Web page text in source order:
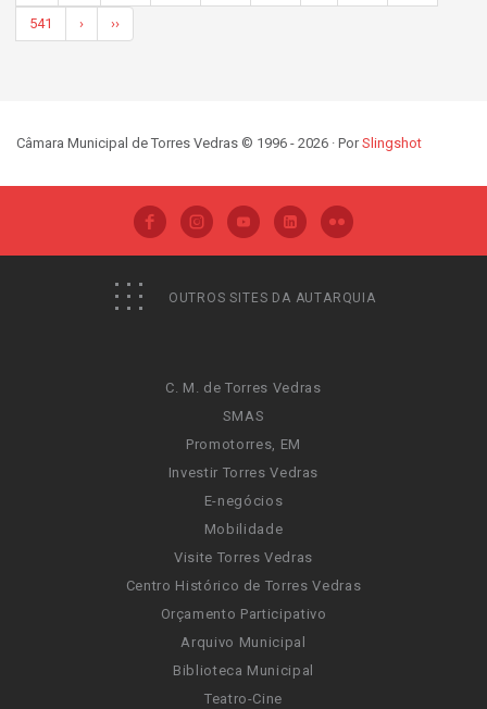
541 › ››
Câmara Municipal de Torres Vedras © 1996 - 2026 · PorSlingshot
OUTROS SITES DA AUTARQUIA
C. M. de Torres Vedras
SMAS
Promotorres, EM
Investir Torres Vedras
E-negócios
Mobilidade
Visite Torres Vedras
Centro Histórico de Torres Vedras
Orçamento Participativo
Arquivo Municipal
Biblioteca Municipal
Teatro-Cine